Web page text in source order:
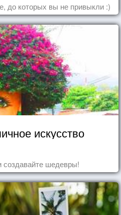
до которых вы не привыкли :)
искусство
создавайте шедевры!